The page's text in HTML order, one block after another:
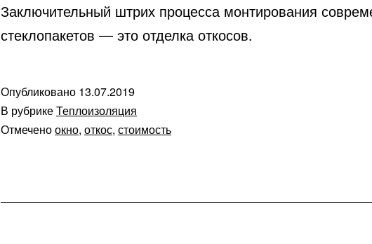
Заключительный штрих процесса монтирования
стеклопакетов — это отделка откосов.
Опубликовано 13.07.2019
В рубрикеТеплоизоляция
Отмеченоокно, откос, стоимость